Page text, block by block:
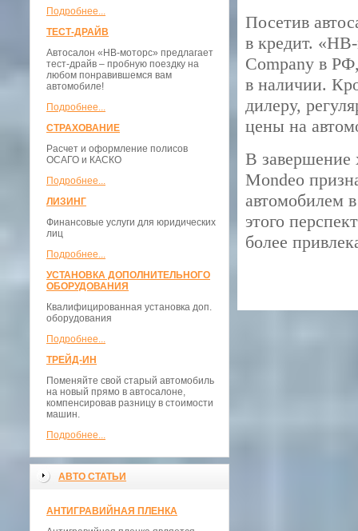
Подробнее...
ТЕСТ-ДРАЙВ
Автосалон «НВ-моторс» предлагает
тест-драйв – пробную поездку на
любом понравившемся вам
автомобиле!
Подробнее...
СТРАХОВАНИЕ
Расчет и оформление полисов
ОСАГО и КАСКО
Подробнее...
ЛИЗИНГ
Финансовые услуги для юридических
лиц
Подробнее...
УСТАНОВКА ДОПОЛНИТЕЛЬНОГО
ОБОРУДОВАНИЯ
Квалифицированная установка доп.
оборудования
Подробнее...
ТРЕЙД-ИН
Поменяйте свой старый автомобиль
на новый прямо в автосалоне,
компенсировав разницу в стоимости
машин.
Подробнее...
АВТО СТАТЬИ
АНТИГРАВИЙНАЯ ПЛЕНКА
Посетив
в кредит.
Company в
в наличии.
дилеру,
цены на
В завершение
Mondeo
автомобилем
этого
более